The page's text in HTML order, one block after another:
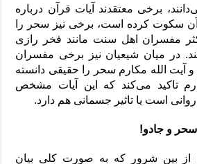
برخی معتقدند آیات قرآن درباره
آن سکوت کرده است، برخی نیز سحر را
اکثر مفسران اهل سنت مانند فخر رازی
در میان شیعیان نیز برخی مفسران
و آیت الله مکارم سحر را حقیقی دانسته
تاکید می‌کند که این آیات مشخص
روانی است یا تاثیر جسمانی هم دارد.
سحر و جادو!
از بین شرور که به صورت کلی بیان